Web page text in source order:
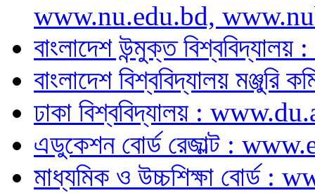
www.nu.edu.bd,
বাংলাদেশ উন্মুক্ত
বাংলাদেশ বিশ্ববিদ্যালয়
ঢাকা বিশ্ববিদ্যালয় :
এডুকেশন বোর্ড রেজাল্ট :
মাধ্যমিক ও উচ্চশিক্ষা বোর্ড